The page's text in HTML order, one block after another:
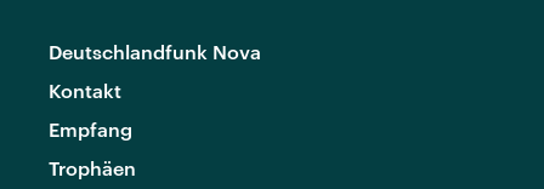
Deutschlandfunk Nova
Kontakt
Empfang
Trophäen